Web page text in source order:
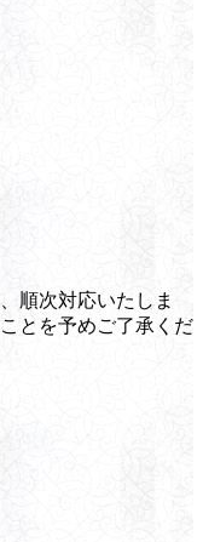
順次対応いたしま
とを予めご了承くだ